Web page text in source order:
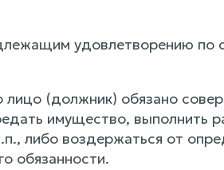
удовлетворению
лицо (должник) обязано
имущество, выполнить
либо воздержаться от
обязанности.